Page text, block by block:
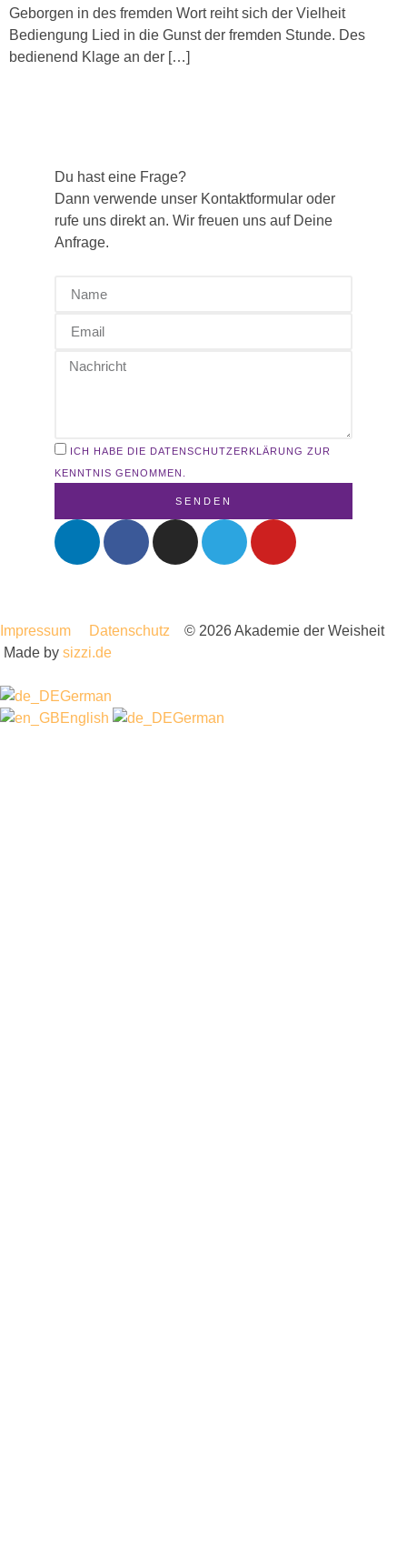
Geborgen in des fremden Wort reiht sich der Vielheit
Bediengung Lied in die Gunst der fremden Stunde. Des
bedienend Klage an der […]
Du hast eine Frage?
Dann verwende unser Kontaktformular oder
rufe uns direkt an. Wir freuen uns auf Deine
Anfrage.
ICH HABE DIE DATENSCHUTZERKLÄRUNG ZUR
KENNTNIS GENOMMEN.
SENDEN
Impressum Datenschutz © 2026 Akademie der Weisheit
Made by sizzi.de
German
English
German